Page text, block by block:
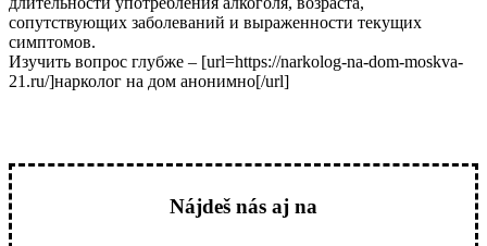
сопутствующих заболеваний и выраженности текущих
симптомов.
Изучить вопрос глубже – [url=https://narkolog-na-dom-moskva-
21.ru/]нарколог на дом анонимно[/url]
Nájdeš nás aj na